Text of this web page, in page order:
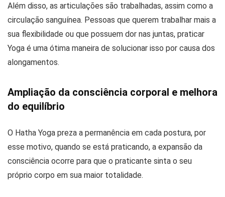
Além disso, as articulações são trabalhadas, assim como a
circulação sanguínea. Pessoas que querem trabalhar mais a
sua flexibilidade ou que possuem dor nas juntas, praticar
Yoga é uma ótima maneira de solucionar isso por causa dos
alongamentos.
Ampliação da consciência corporal e melhora
do equilíbrio
O Hatha Yoga preza a permanência em cada postura, por
esse motivo, quando se está praticando, a expansão da
consciência ocorre para que o praticante sinta o seu
próprio corpo em sua maior totalidade.